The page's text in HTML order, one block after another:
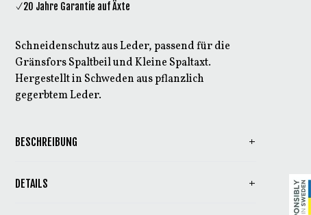
20 Jahre Garantie auf Äxte
Schneidenschutz aus Leder, passend für die
Gränsfors Spaltbeil und Kleine Spaltaxt.
Hergestellt in Schweden aus pflanzlich
gegerbtem Leder.
BESCHREIBUNG
DETAILS